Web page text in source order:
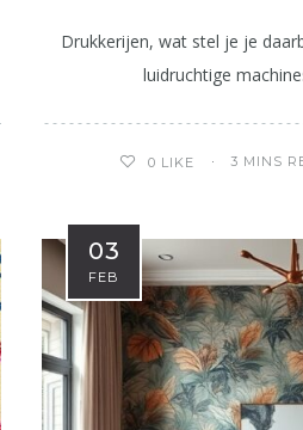
Drukkerijen, wat stel je je
luidruchtige
0 LIKE 3 MINS
03
FEB